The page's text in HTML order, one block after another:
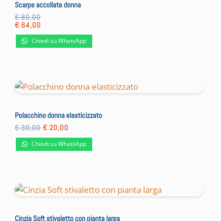
Scarpe accollate donna
€80,00
€ 64,00
Chiedi su WhatsApp
Polacchino donna elasticizzato
€30,00 Il
prezzo
originale
era:
€ 20,00
attuale
è:
Chiedi su WhatsApp
Cinzia Soft stivaletto con pianta larga